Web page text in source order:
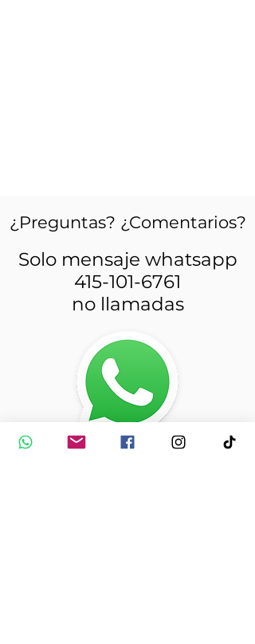
¿Preguntas? ¿Comentarios?
Solo mensaje whatsapp
415-101-6761
no llamadas